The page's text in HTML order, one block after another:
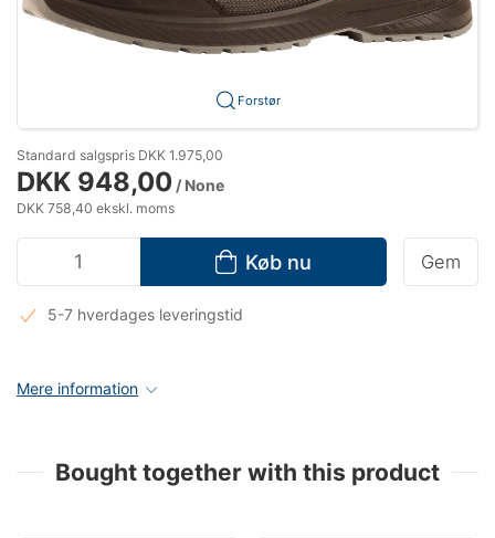
Forstør
Standard salgspris DKK 1.975,00
DKK 948,00 / None
DKK 758,40 ekskl. moms
Køb nu Gem
5-7 hverdages leveringstid
Mere information
Bought together with this product